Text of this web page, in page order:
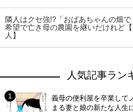
隣人はクセ強!?「おばあちゃんの畑
希望で亡き母の農園を継いだけれど
人】
人気記事ラン
義母の便利屋を卒業して
まる妻と娘の新たな人生